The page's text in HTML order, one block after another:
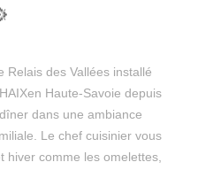
Relais des Vallées installé
Haute-Savoie depuis
dans une ambiance
Le chef cuisinier vous
hiver comme les omelettes,